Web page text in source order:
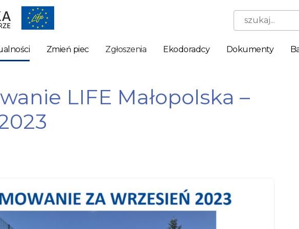
szukaj...
Zmień piec Zgłoszenia Ekodoradcy Dokumenty
LIFE Małopolska –
cookie nie
są